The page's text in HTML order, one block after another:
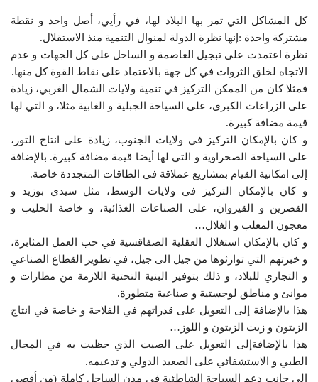
كل المشاكل التي تمر بها البلاد لها، في رأيي، أصل واحد و نقطة
مشتركة واحدة :إنها نظرة الدولة لمنوال التنمية منذ الاستقلال.
نظرة اعتمدت على تبجيل العاصمة و الساحل على كل الجهات و عدم
الاتجاه لخلق الثروات في كل جهة بالاعتماد على نقاط القوة كل منها.
فمثلا كان من الممكن التركيز في تنمية ولايات الشمال الغربي، زيادة
على الزراعات الكبرى، على السياحة الجبلية و الغابية مثلا، و التي لها
قيمة مضافة كبيرة.
و كان بالإمكان التركيز في ولايات الجنوب، زيادة على انتاج التور،
على السياحة الصحراوية و التي لها أيضا قيمة مضافة كبيرة. بالإضافة
إلى امكانية القيام بمشاريع عملاقة في الطاقات المتجددة خاصة.
و كان بالإمكان التركيز في ولايات الوسط، مثل سيدي بوزيد و
القصرين و القيروان، على الصناعات الغذائية، و خاصة الحليب و
معجون المعلب و الغلال…
و كان بالإمكان استغلال العقلية الصفاقسية في حب العمل المثابرة،
و خبرتهم التي توارثوها من جيل الى جيل، في تطوير القطاع الصناعي
و التجاري للبلاد، و ذلك بتوفير البنية التحتية اللازمة من مطارات و
موانئ و مناطق لوجستية و صناعية متطورة.
هذا بالإضافة إلى التعويل على قدراتهم في الفلاحة و خاصة في انتاج
الزيتون و زيت الزيتون و اللوز…
هذا بالإضافةإلى التعويل على الصيت الذي حظيت به في المجال
الطبي و الاستشفائي على الصعيد الدولي و تدعيمه.
إلى جانب دعم السياحة الشاطئية في مدن الساحل كاملة (من أقصى